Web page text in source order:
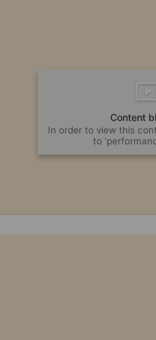
Content
In order to view this
to